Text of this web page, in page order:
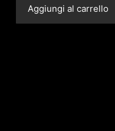
Aggiungi al carrello